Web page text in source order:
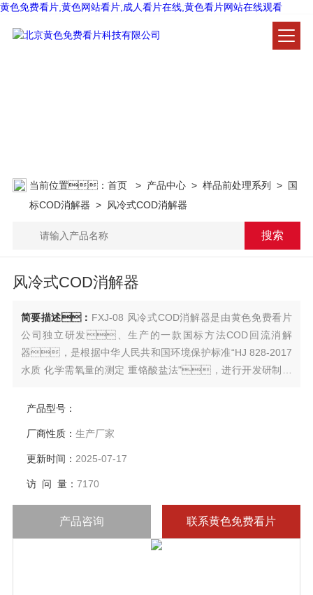
黄色免费看片,黄色网站看片,成人看片在线,黄色看片网站在线观看
当前位置： 首页 > 产品中心> 样品前处理系列 >
国
标COD消解器 > 风冷式COD消解器
风冷式COD消解器
简要描述： FXJ-08 风冷式COD消解器是由黄色免费看片
公司独立研发、生产的一款国标方法COD回流消解
器，是根据中华人民共和国环境保护标准“HJ 828-2017
水质 化学需氧量的测定 重铬酸盐法"，进行开发研制的
生活污水和工业废水中化学需氧量的测定。
产品型号：
厂商性质： 生产厂家
更新时间： 2025-07-17
访 问 量： 7170
产品咨询 联系黄色免费看片